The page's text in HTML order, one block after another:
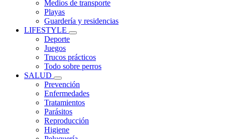
Medios de transporte
Playas
Guardería y residencias
LIFESTYLE
Deporte
Juegos
Trucos prácticos
Todo sobre perros
SALUD
Prevención
Enfermedades
Tratamientos
Parásitos
Reproducción
Higiene